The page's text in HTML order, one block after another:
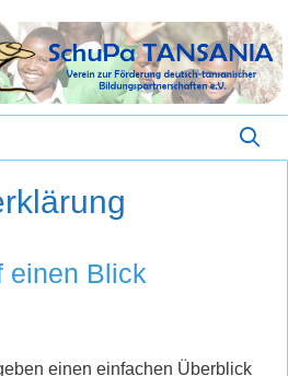
einen Blick
einen einfachen Überblick